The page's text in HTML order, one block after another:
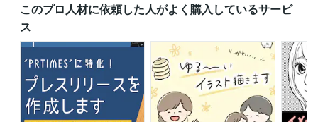
このプロ人材に依頼した人がよく購入しているサービ
ス